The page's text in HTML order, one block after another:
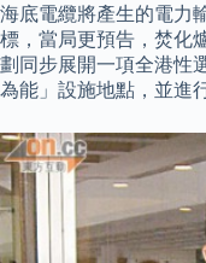
海底電纜將產生的電力
標，當局更預告，焚化
劃同步展開一項全港性
為能」設施地點，並進